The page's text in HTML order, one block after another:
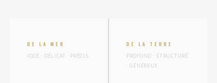
DE LA MER
IODÉ · DÉLICAT · PRÉCIS
DE LA TERRE
PROFOND · STRUCTURÉ
· GÉNÉREUX